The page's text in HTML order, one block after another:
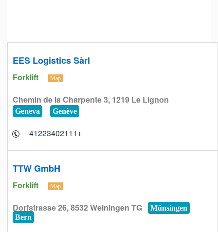
EES Logistics Sàrl
Forklift Map
Chemin de la Charpente 3, 1219 Le Lignon
Geneva Genève
+41223402111
TTW GmbH
Forklift Map
Dorfstrasse 26, 8532 Weiningen TG
Münsingen
Bern